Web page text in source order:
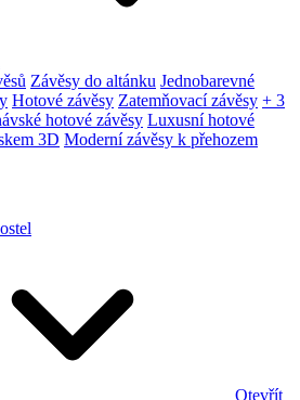
Závěsy do altánku Jednobarevné
Hotové závěsy Zatemňovací závěsy + 3
hotové závěsy Luxusní hotové
3D Moderní závěsy k přehozem
Otevřít